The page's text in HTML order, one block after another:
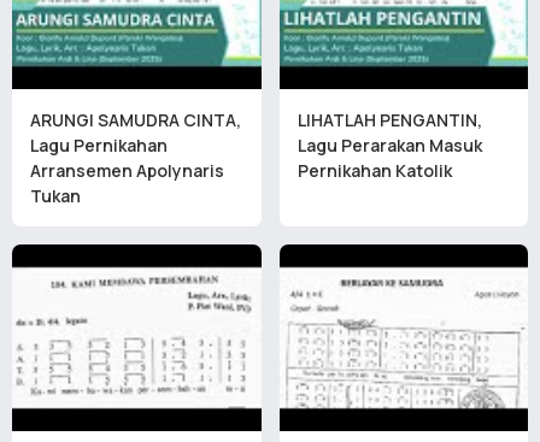
ARUNGI SAMUDRA CINTA,
Lagu Pernikahan
Arransemen Apolynaris
Tukan
LIHATLAH PENGANTIN,
Lagu Perarakan Masuk
Pernikahan Katolik